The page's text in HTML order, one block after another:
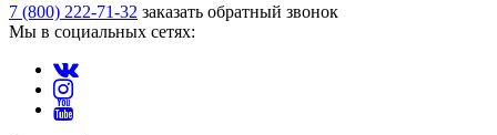
7 (800) 222-71-32 заказать обратный звонок
Мы в социальных сетях: